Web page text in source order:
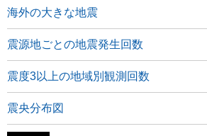
海外の大きな地震
震源地ごとの地震発生回数
震度3以上の地域別観測回数
震央分布図